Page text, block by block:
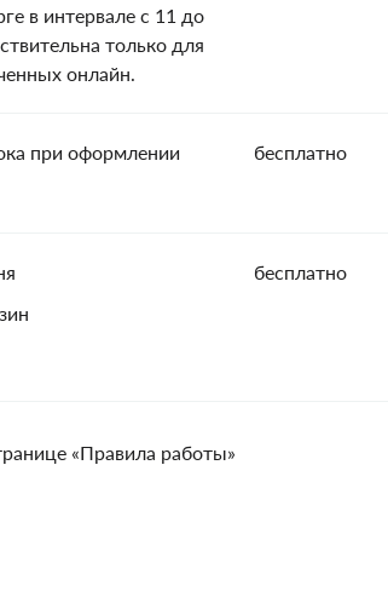
в интервале с 11 до
только для
онлайн.
при оформлении бесплатно
бесплатно
«Правила работы»